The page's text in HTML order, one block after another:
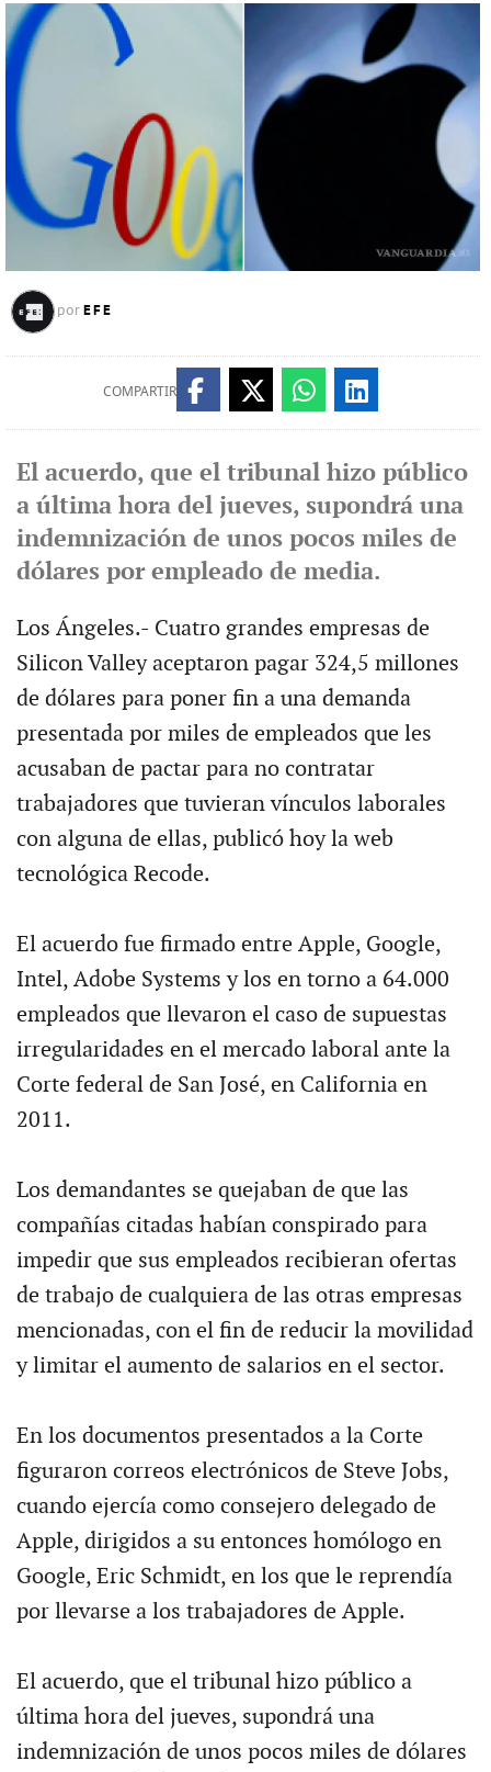
por EFE
COMPARTIR
El acuerdo, que el tribunal hizo público
a última hora del jueves, supondrá una
indemnización de unos pocos miles de
dólares por empleado de media.
Los Ángeles.- Cuatro grandes empresas de
Silicon Valley aceptaron pagar 324,5 millones
de dólares para poner fin a una demanda
presentada por miles de empleados que les
acusaban de pactar para no contratar
trabajadores que tuvieran vínculos laborales
con alguna de ellas, publicó hoy la web
tecnológica Recode.
El acuerdo fue firmado entre Apple, Google,
Intel, Adobe Systems y los en torno a 64.000
empleados que llevaron el caso de supuestas
irregularidades en el mercado laboral ante la
Corte federal de San José, en California en
2011.
Los demandantes se quejaban de que las
compañías citadas habían conspirado para
impedir que sus empleados recibieran ofertas
de trabajo de cualquiera de las otras empresas
mencionadas, con el fin de reducir la movilidad
y limitar el aumento de salarios en el sector.
En los documentos presentados a la Corte
figuraron correos electrónicos de Steve Jobs,
cuando ejercía como consejero delegado de
Apple, dirigidos a su entonces homólogo en
Google, Eric Schmidt, en los que le reprendía
por llevarse a los trabajadores de Apple.
El acuerdo, que el tribunal hizo público a
última hora del jueves, supondrá una
indemnización de unos pocos miles de dólares